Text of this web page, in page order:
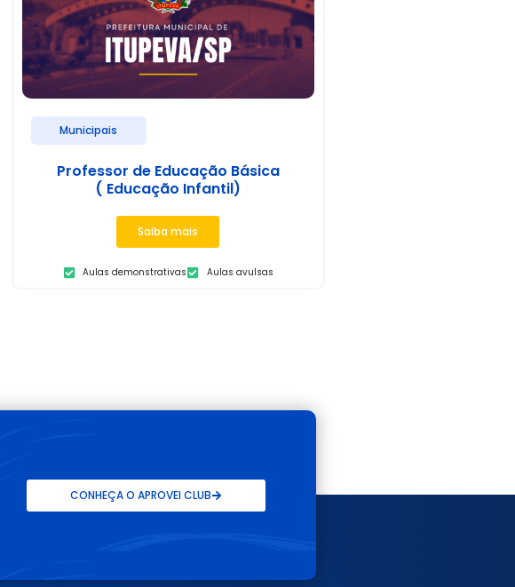
Municipais
Professor de Educação Básica
( Educação Infantil)
Saiba mais
Aulas demonstrativas Aulas avulsas
CONHEÇA O APROVEI CLUB